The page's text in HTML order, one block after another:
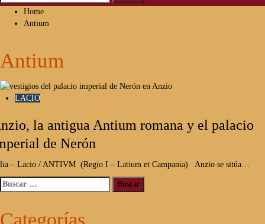
Home
Antium
Antium
LACIO
la antigua Antium romana y el palacio
de Nerón
– Lacio / ANTIVM (Regio I – Latium et Campania) Anzio se sitúa…
Buscar:
Categorías